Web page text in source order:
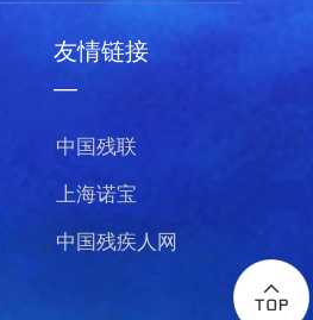
友情链接
—
中国残联
上海诺宝
中国残疾人网